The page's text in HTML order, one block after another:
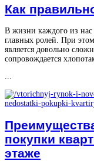
Как
В жизни каждого из нас
главных ролей. При
является довольно
сопровождается
...
покупки
этаже